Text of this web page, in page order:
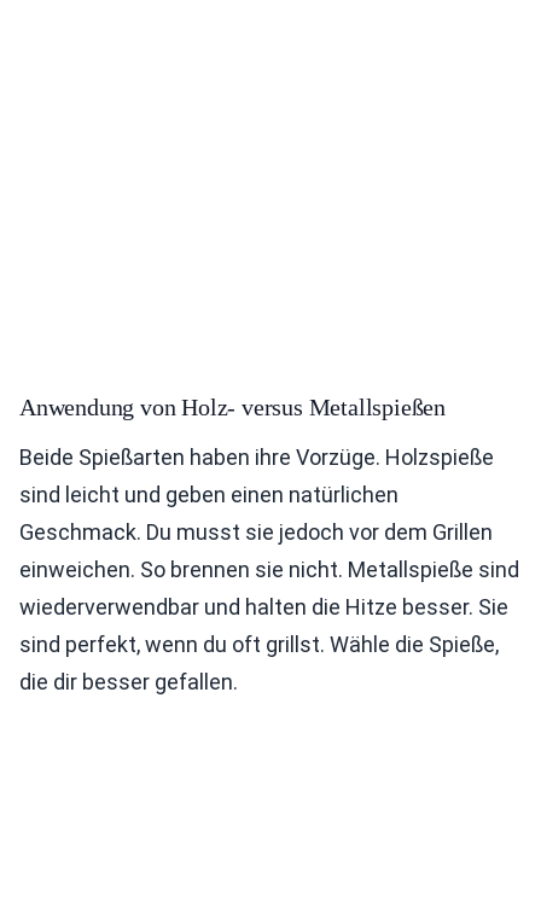
Anwendung von Holz- versus Metallspießen
Beide Spießarten haben ihre Vorzüge. Holzspieße
sind leicht und geben einen natürlichen
Geschmack. Du musst sie jedoch vor dem Grillen
einweichen. So brennen sie nicht. Metallspieße sind
wiederverwendbar und halten die Hitze besser. Sie
sind perfekt, wenn du oft grillst. Wähle die Spieße,
die dir besser gefallen.